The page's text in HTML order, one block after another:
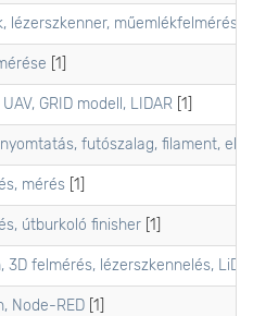
lézerszkenner, műemlékfelmérés,
[1]
GRID modell, LIDAR [1]
futószalag, filament,
mérés [1]
útburkoló finisher [1]
felmérés, lézerszkennelés,
Node-RED [1]